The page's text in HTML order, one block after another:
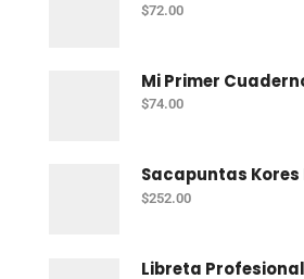
$72.00
$74.00
$252.00